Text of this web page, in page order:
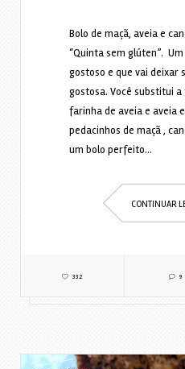
Bolo de maçã, aveia e
“Quinta sem glúten”.
gostoso e que vai deixar
gostosa. Você substitui
farinha de aveia e aveia
pedacinhos de maçã ,
um bolo perfeito…
CONTINUAR
332 9